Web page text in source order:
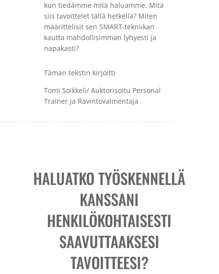
kun tiedämme mitä haluamme. Mitä
siis tavoittelet tällä hetkellä? Miten
määrittelisit sen SMART-tekniikan
kautta mahdollisimman lyhyesti ja
napakasti?
Tämän tekstin kirjoitti
Tomi Soikkeli/ Auktorisoitu Personal
Trainer ja Ravintovalmentaja
HALUATKO TYÖSKENNELLÄ
KANSSANI
HENKILÖKOHTAISESTI
SAAVUTTAAKSESI
TAVOITTEESI?